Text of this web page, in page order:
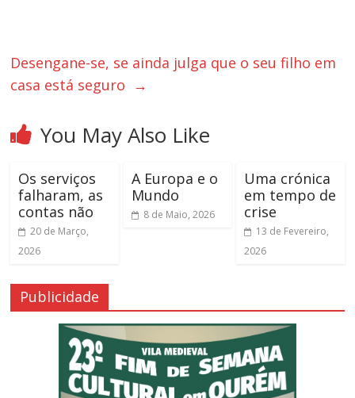
Desengane-se, se ainda julga que o seu filho em
casa está seguro →
You May Also Like
Os serviços
falharam, as
contas não
20 de Março,
2026
A Europa e o
Mundo
8 de Maio, 2026
Uma crónica
em tempo de
crise
13 de Fevereiro,
2026
Publicidade